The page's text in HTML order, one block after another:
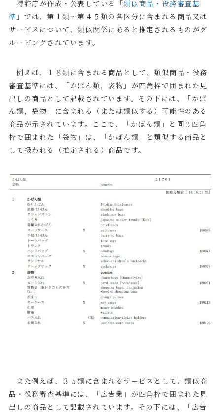
特許庁が作成・公表している「類似商品・役務審査基
準 」では、第１類～第４５類の各区分に含まれる商品又は
サービスについて、類似関係にあると推定されるものがグ
ルーピングされています。
例えば、１８類に含まれる商品として、類似商品・役務
審査基準には、「かばん類，袋物」が四角枠で囲まれた見
出しの商品として記載されています。その下には、「かば
ん類，袋物」に含まれる（または類似する）可能性のある
商品が示されています。ここで、「かばん類」と同じ四角
枠で囲まれた「袋物」は、「かばん類」と類似する商品と
して扱われる（推定される）商品です。
また例えば、３５類に含まれるサービスとして、類似商
品・役務審査基準には、「広告業」が四角枠で囲まれた見
出しの商品として記載されています。その下には、「広告